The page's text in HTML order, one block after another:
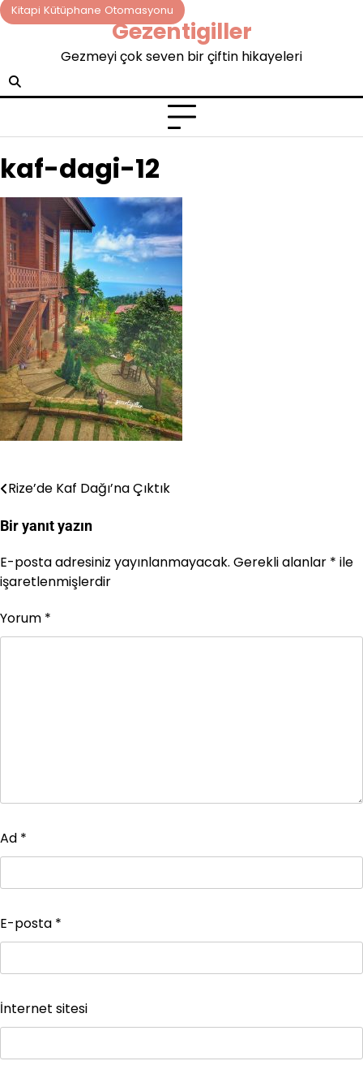
Skip
to
Kitapi Kütüphane Otomasyonu
Gezentigiller
Gezmeyi çok seven bir çiftin hikayeleri
kaf-dagi-12
Yazı
gezinmesi
Rize’de Kaf Dağı’na Çıktık
Bir yanıt yazın
E-posta adresiniz yayınlanmayacak. Gerekli alanlar * ile
işaretlenmişlerdir
Yorum *
Ad *
E-posta *
İnternet sitesi